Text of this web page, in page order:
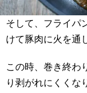
そして、フライパ
けて豚肉に火を通
この時、巻き終わ
り剥がれにくくな